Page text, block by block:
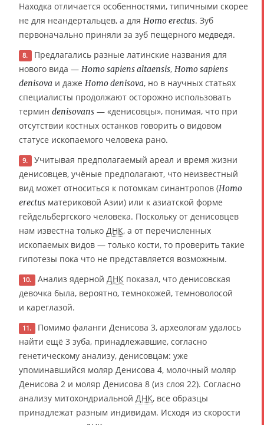
Находка отличается особенностями, типичными скорее
не для неандертальцев, а для Homo erectus. Зуб
первоначально приняли за зуб пещерного медведя.
8. Предлагались разные латинские названия для
нового вида — Homo sapiens altaensis, Homo sapiens
denisova и даже Homo denisova, но в научных статьях
специалисты продолжают осторожно использовать
термин denisovans — «денисовцы», понимая, что при
отсутствии костных останков говорить о видовом
статусе ископаемого человека рано.
9. Учитывая предполагаемый ареал и время жизни
денисовцев, учёные предполагают, что неизвестный
вид может относиться к потомкам синантропов (Homo
erectus материковой Азии) или к азиатской форме
гейдельбергского человека. Поскольку от денисовцев
нам известна только ДНК, а от перечисленных
ископаемых видов — только кости, то проверить такие
гипотезы пока что не представляется возможным.
10. Анализ ядерной ДНКпоказал, что денисовская
девочка была, вероятно, темнокожей, темноволосой
и кареглазой.
11. Помимо фаланги Денисова 3, археологам удалось
найти ещё 3 зуба, принадлежавшие, согласно
генетическому анализу, денисовцам: уже
упоминавшийся моляр Денисова 4, молочный моляр
Денисова 2 и моляр Денисова 8 (из слоя 22). Согласно
анализу митохондриальной ДНК, все образцы
принадлежат разным индивидам. Исходя из скорости